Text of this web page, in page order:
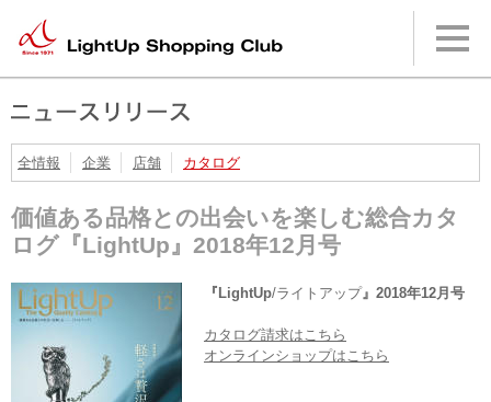
メ
ン
ュ
へ
全情報 企業 店舗 カタログ
価値ある品格との出会いを楽しむ総合カタ
ログ『LightUp』2018年12月号
『LightUp/ライトアップ』2018年12月号
カタログ請求はこちら
オンラインショップはこちら